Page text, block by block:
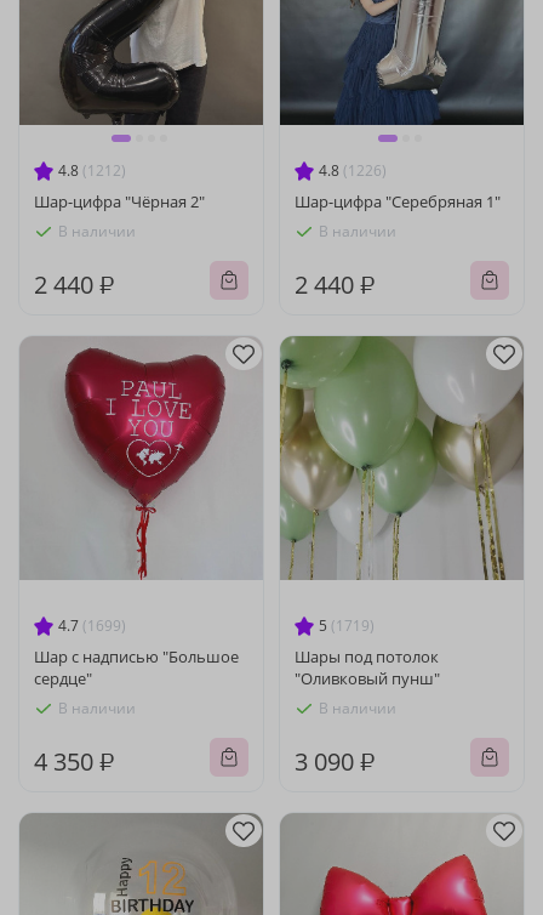
4.8 (1212)
Шар-цифра "Чёрная 2"
В наличии
2 440 ₽
4.8 (1226)
Шар-цифра "Серебряная 1"
В наличии
2 440 ₽
4.7 (1699)
Шар с надписью "Большое
сердце"
В наличии
4 350 ₽
5 (1719)
Шары под потолок
"Оливковый пунш"
В наличии
3 090 ₽